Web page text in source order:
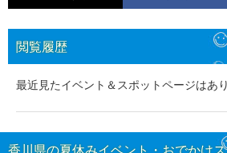
閲覧履歴
最近見たイベント＆スポットページはあり